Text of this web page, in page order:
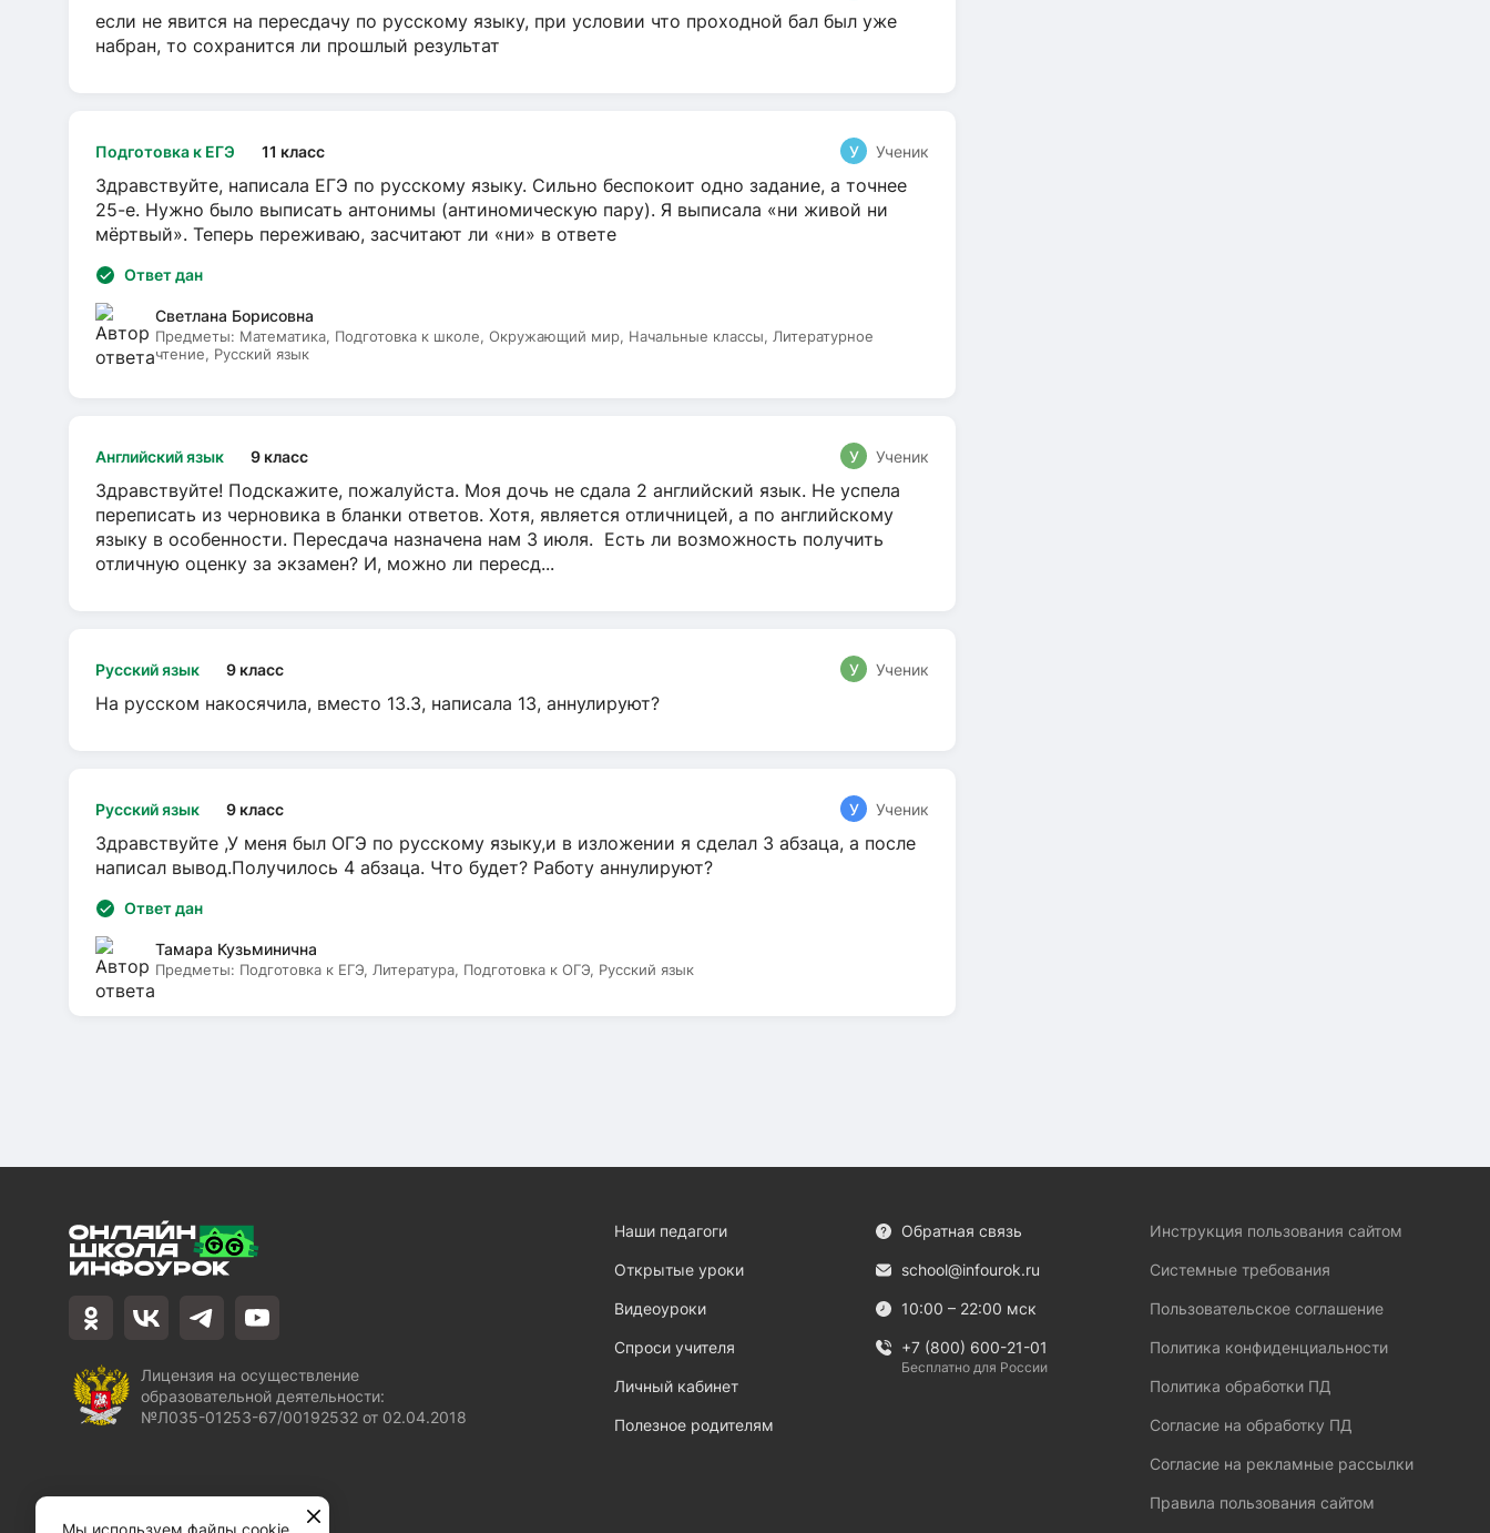
если не явится на пересдачу по русскому языку, при условии что проходной бал был уже
набран, то сохранится ли прошлый результат
Подготовка к ЕГЭ 11 класс У Ученик
Здравствуйте, написала ЕГЭ по русскому языку. Сильно беспокоит одно задание, а точнее
25-е. Нужно было выписать антонимы (антиномическую пару). Я выписала «ни живой ни
мёртвый». Теперь переживаю, засчитают ли «ни» в ответе
Ответ дан
Светлана Борисовна
Предметы: Математика, Подготовка к школе, Окружающий мир, Начальные классы, Литературное
чтение, Русский язык
Английский язык 9 класс У Ученик
Здравствуйте! Подскажите, пожалуйста. Моя дочь не сдала 2 английский язык. Не успела
переписать из черновика в бланки ответов. Хотя, является отличницей, а по английскому
языку в особенности. Пересдача назначена нам 3 июля. Есть ли возможность получить
отличную оценку за экзамен? И, можно ли пересд...
Русский язык 9 класс У Ученик
На русском накосячила, вместо 13.3, написала 13, аннулируют?
Русский язык 9 класс У Ученик
Здравствуйте ,У меня был ОГЭ по русскому языку,и в изложении я сделал 3 абзаца, а после
написал вывод.Получилось 4 абзаца. Что будет? Работу аннулируют?
Ответ дан
Тамара Кузьминична
Предметы: Подготовка к ЕГЭ, Литература, Подготовка к ОГЭ, Русский язык
Лицензия на осуществление
образовательной деятельности:
№Л035-01253-67/00192532 от 02.04.2018
Наши педагоги
Открытые уроки
Видеоуроки
Спроси учителя
Личный кабинет
Полезное родителям
Обратная связь
school@infourok.ru
10:00 – 22:00 мск
+7 (800) 600-21-01
Бесплатно для России
Инструкция пользования сайтом
Системные требования
Пользовательское соглашение
Политика конфиденциальности
Политика обработки ПД
Согласие на обработку ПД
Согласие на рекламные рассылки
Правила пользования сайтом
Мы используем файлы cookie,